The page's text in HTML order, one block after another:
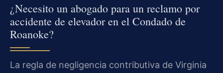
¿Necesito un abogado para un reclamo por
accidente de elevador en el Condado de
Roanoke?
La regla de negligencia contributiva de Virginia